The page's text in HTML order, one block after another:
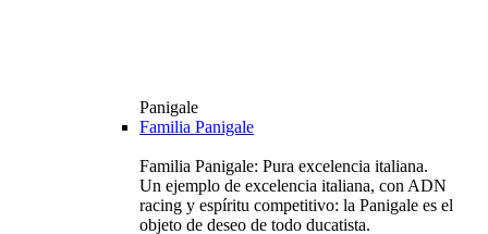
Panigale
Familia Panigale
Familia Panigale: Pura excelencia italiana.
Un ejemplo de excelencia italiana, con ADN
racing y espíritu competitivo: la Panigale es el
objeto de deseo de todo ducatista.